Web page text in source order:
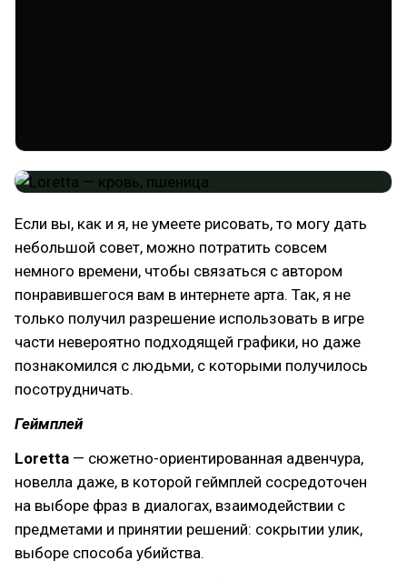
Если вы, как и я, не умеете рисовать, то могу дать
небольшой совет, можно потратить совсем
немного времени, чтобы связаться с автором
понравившегося вам в интернете арта. Так, я не
только получил разрешение использовать в игре
части невероятно подходящей графики, но даже
познакомился с людьми, с которыми получилось
посотрудничать.
Геймплей
Loretta — сюжетно-ориентированная адвенчура,
новелла даже, в которой геймплей сосредоточен
на выборе фраз в диалогах, взаимодействии с
предметами и принятии решений: сокрытии улик,
выборе способа убийства.